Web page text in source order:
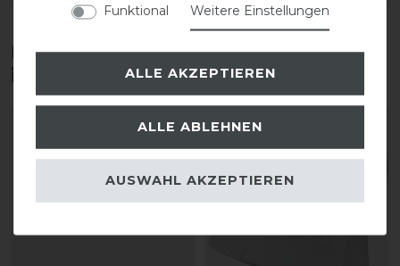
Diese Produkte könnten dich auch
interessieren
Funktional
Weitere Einstellungen
ALLE AKZEPTIEREN
ALLE ABLEHNEN
AUSWAHL AKZEPTIEREN